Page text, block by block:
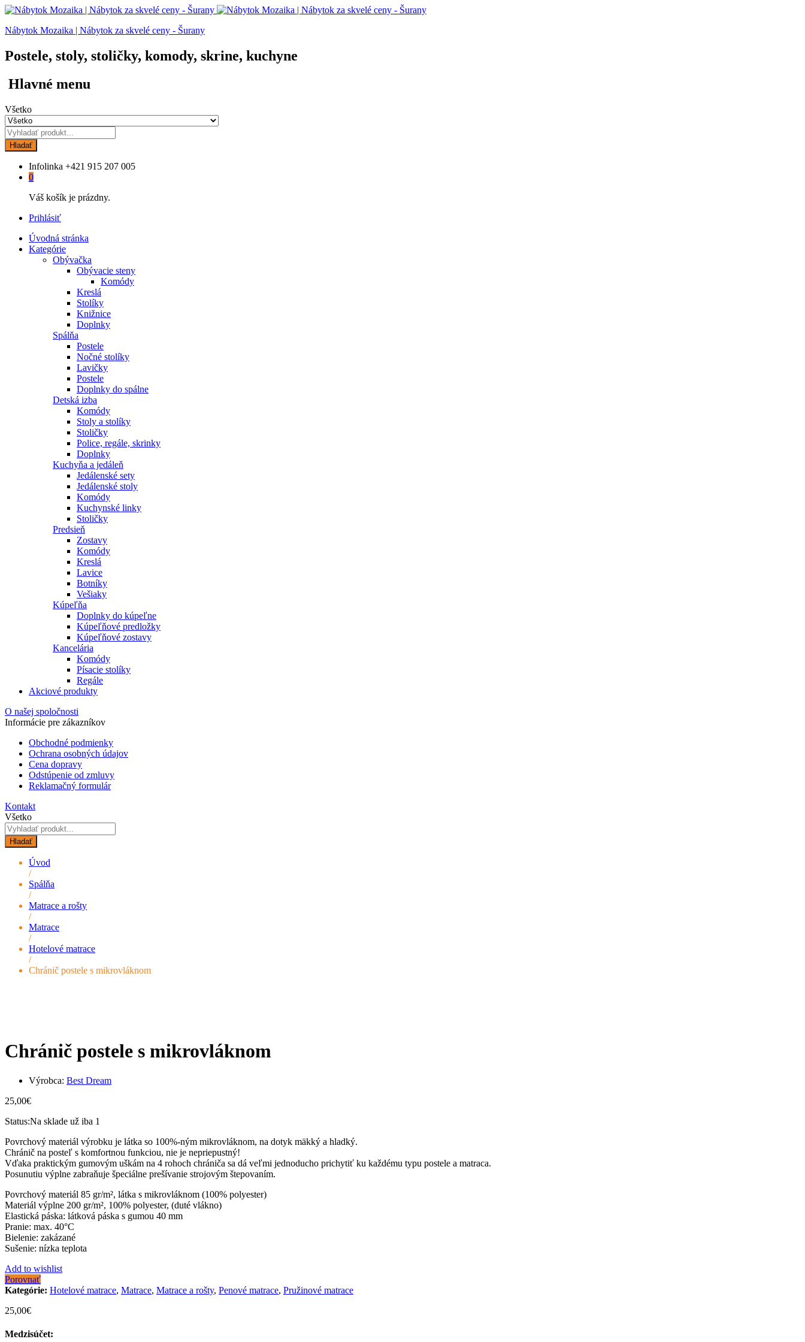
Nábytok Mozaika | Nábytok za skvelé ceny - Šurany
Postele, stoly, stoličky, komody, skrine, kuchyne
Hlavné menu
Všetko
Hladať
Infolinka +421 915 207 005
0
Váš košík je prázdny.
Prihlásiť
Úvodná stránka
Kategórie
Obývačka
Obývacie steny
Komódy
Kreslá
Stolíky
Knižnice
Doplnky
Spálňa
Postele
Nočné stolíky
Lavičky
Postele
Doplnky do spálne
Detská izba
Komódy
Stoly a stolíky
Stoličky
Police, regále, skrinky
Doplnky
Kuchyňa a jedáleň
Jedálenské sety
Jedálenské stoly
Komódy
Kuchynské linky
Stoličky
Predsieň
Zostavy
Komódy
Kreslá
Lavice
Botníky
Vešiaky
Kúpeľňa
Doplnky do kúpeľne
Kúpeľňové predložky
Kúpeľňové zostavy
Kancelária
Komódy
Písacie stolíky
Regále
Akciové produkty
O našej spoločnosti
Informácie pre zákazníkov
Obchodné podmienky
Ochrana osobných údajov
Cena dopravy
Odstúpenie od zmluvy
Reklamačný formulár
Kontakt
Všetko
Hladať
Úvod
/
Spálňa
/
Matrace a rošty
/
Matrace
/
Hotelové matrace
/
Chránič postele s mikrovláknom
Chránič postele s mikrovláknom
Výrobca: Best Dream
25,00€
Status:Na sklade už iba 1
Povrchový materiál výrobku je látka so 100%-ným mikrovláknom, na dotyk mäkký a hladký.
Chránič na posteľ s komfortnou funkciou, nie je nepriepustný!
Vďaka praktickým gumovým uškám na 4 rohoch chrániča sa dá veľmi jednoducho prichytiť ku každému typu postele a matraca.
Posunutiu výplne zabraňuje špeciálne prešívanie strojovým štepovaním.
Povrchový materiál 85 gr/m², látka s mikrovláknom (100% polyester)
Materiál výplne 200 gr/m², 100% polyester, (duté vlákno)
Elastická páska: látková páska s gumou 40 mm
Pranie: max. 40°C
Bielenie: zakázané
Sušenie: nízka teplota
Add to wishlist
Porovnať
Kategórie: Hotelové matrace, Matrace, Matrace a rošty, Penové matrace, Pružinové matrace
25,00€
Medzisúčet: